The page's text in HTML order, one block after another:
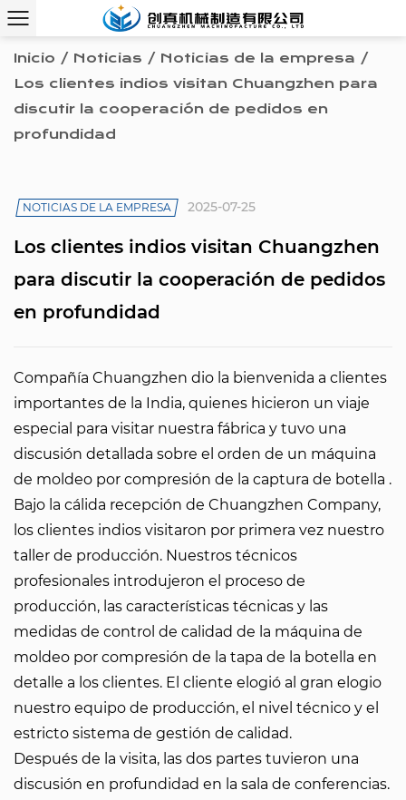
Inicio / Noticias / Noticias de la empresa /
Los clientes indios visitan Chuangzhen para
discutir la cooperación de pedidos en
profundidad
NOTICIAS DE LA EMPRESA 2025-07-25
Los clientes indios visitan Chuangzhen
para discutir la cooperación de pedidos
en profundidad
Compañía Chuangzhen dio la bienvenida a clientes
importantes de la India, quienes hicieron un viaje
especial para visitar nuestra fábrica y tuvo una
discusión detallada sobre el orden de un máquina
de moldeo por compresión de la captura de botella .
Bajo la cálida recepción de Chuangzhen Company,
los clientes indios visitaron por primera vez nuestro
taller de producción. Nuestros técnicos
profesionales introdujeron el proceso de
producción, las características técnicas y las
medidas de control de calidad de la máquina de
moldeo por compresión de la tapa de la botella en
detalle a los clientes. El cliente elogió al gran elogio
nuestro equipo de producción, el nivel técnico y el
estricto sistema de gestión de calidad.
Después de la visita, las dos partes tuvieron una
discusión en profundidad en la sala de conferencias.